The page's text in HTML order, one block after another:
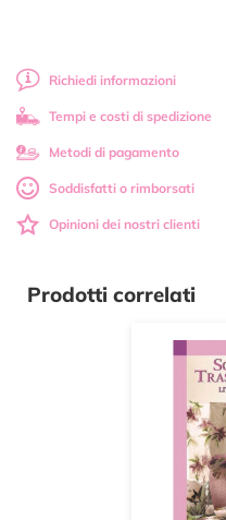
Richiedi informazioni
Tempi e costi di spedizione
Metodi di pagamento
Soddisfatti o rimborsati
Opinioni dei nostri clienti
Prodotti correlati